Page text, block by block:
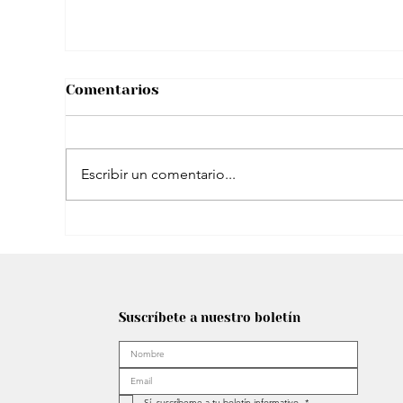
Comentarios
Escribir un comentario...
Suscríbete a nuestro boletín